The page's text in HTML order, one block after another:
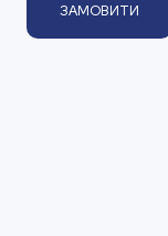
ЗАМОВИТИ